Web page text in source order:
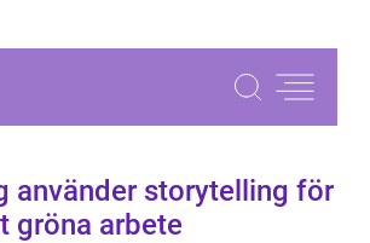
använder storytelling för
gröna arbete